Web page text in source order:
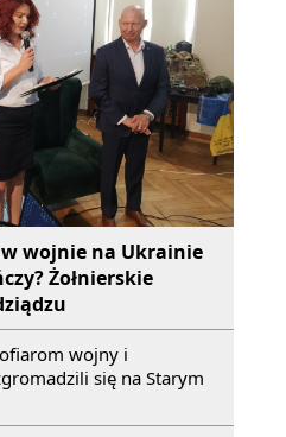
wojnie na Ukrainie
Żołnierskie
wojny i
się na Starym